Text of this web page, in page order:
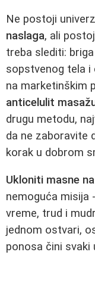
Ne postoji
naslaga, ali
treba slediti:
sopstvenog tela i
na marketinškim
anticelulit
drugu metodu,
da ne zaboravite
korak u dobrom
Ukloniti masne
nemoguća misija
vreme, trud i
jednom ostvari,
ponosa čini svaki